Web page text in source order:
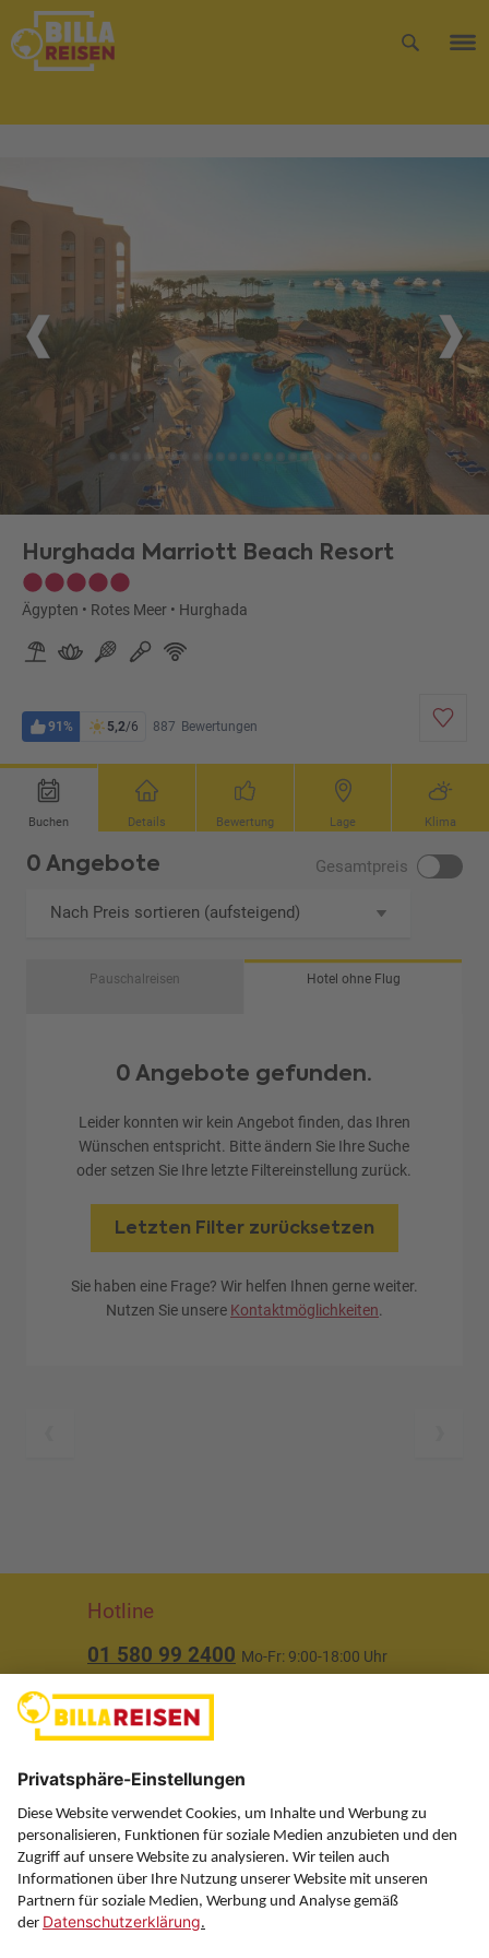
Hurghada Marriott Beach Resort
Ägypten • Rotes Meer • Hurghada
91% 5,2/6 887 Bewertungen
Buchen Details Bewertung Lage Klima
0 Angebote Gesamtpreis
Nach Preis sortieren (aufsteigend)
Pauschalreisen Hotel ohne Flug
0 Angebote gefunden.
Leider konnten wir kein Angebot finden, das Ihren
Wünschen entspricht. Bitte ändern Sie Ihre Suche
oder setzen Sie Ihre letzte Filtereinstellung zurück.
Letzten Filter zurücksetzen
Sie haben eine Frage? Wir helfen Ihnen gerne weiter.
Nutzen Sie unsere Kontaktmöglichkeiten.
Hotline
01 580 99 2400 Mo-Fr: 9:00-18:00 Uhr
Über uns
Service
Information
Folgen Sie uns auf